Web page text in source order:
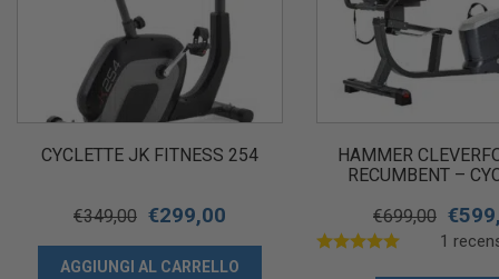
CYCLETTE JK FITNESS 254
€349,00 €299,00
AGGIUNGI AL CARRELLO
HAMMER
RECUMBENT –
€699,00 €
1